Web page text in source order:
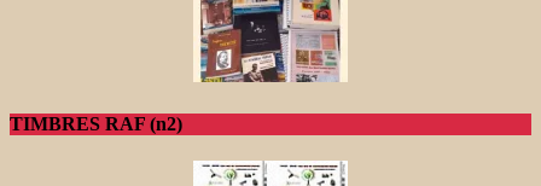
TIMBRES RAF (n2)